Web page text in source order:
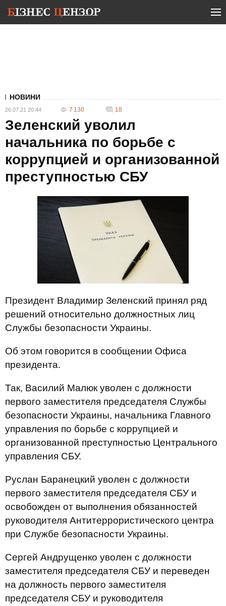
НОВИНИ
26.07.21 20:44 7 130 18
Зеленский уволил
начальника по борьбе с
коррупцией и организованной
преступностью СБУ
Президент Владимир Зеленский принял ряд
решений относительно должностных лиц
Службы безопасности Украины.
Об этом говорится в сообщении Офиса
президента.
Так, Василий Малюк уволен с должности
первого заместителя председателя Службы
безопасности Украины, начальника Главного
управления по борьбе с коррупцией и
организованной преступностью Центрального
управления СБУ.
Руслан Баранецкий уволен с должности
первого заместителя председателя СБУ и
освобожден от выполнения обязанностей
руководителя Антитеррористического центра
при Службе безопасности Украины.
Сергей Андрущенко уволен с должности
заместителя председателя СБУ и переведен
на должность первого заместителя
председателя СБУ и руководителя